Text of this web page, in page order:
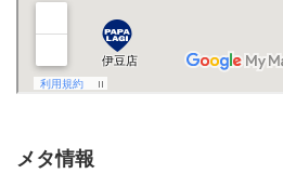
メタ情報